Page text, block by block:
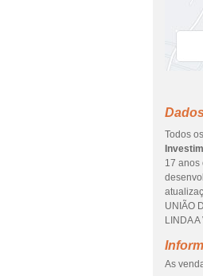
Todos
17 anos
UNIÃO
LINDA
As